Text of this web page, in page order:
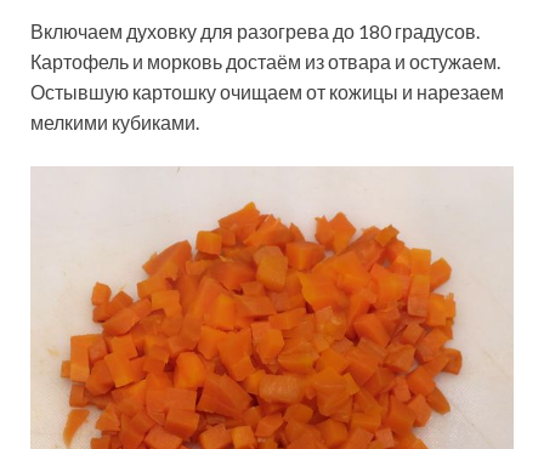
Включаем духовку для разогрева до 180 градусов.
Картофель и морковь достаём из отвара и остужаем.
Остывшую картошку очищаем от кожицы и нарезаем
мелкими кубиками.